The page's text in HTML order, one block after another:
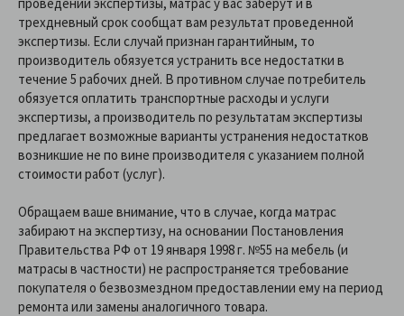
трехдневный срок сообщат вам результат проведенной
экспертизы. Если случай признан гарантийным, то
производитель обязуется устранить все недостатки в
течение 5 рабочих дней. В противном случае потребитель
обязуется оплатить транспортные расходы и услуги
экспертизы, а производитель по результатам экспертизы
предлагает возможные варианты устранения недостатков
возникшие не по вине производителя с указанием полной
стоимости работ (услуг).
Обращаем ваше внимание, что в случае, когда матрас
забирают на экспертизу, на основании Постановления
Правительства РФ от 19 января 1998 г. №55 на мебель (и
матрасы в частности) не распространяется требование
покупателя о безвозмездном предоставлении ему на период
ремонта или замены аналогичного товара.